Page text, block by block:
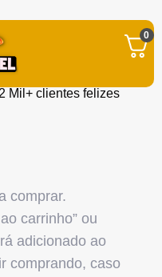
0
2 Mil+ clientes felizes
comprar.
carrinho” ou
adicionado ao
comprando, caso